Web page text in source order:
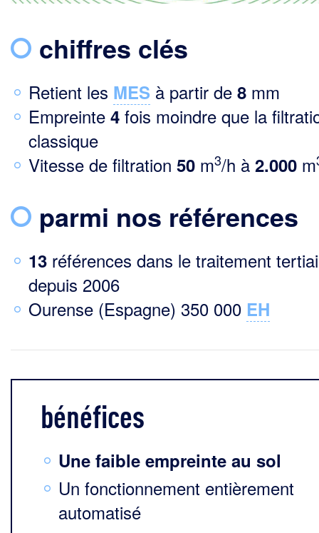
chiffres clés
Retient les MES à partir de 8 mm
Empreinte 4 fois moindre que la
classique
Vitesse de filtration 50 m3/h à 2.000 m
parmi nos références
13 références dans le traitement
depuis 2006
Ourense (Espagne) 350 000 EH
bénéfices
Une faible empreinte au sol
Un fonctionnement entièrement
automatisé